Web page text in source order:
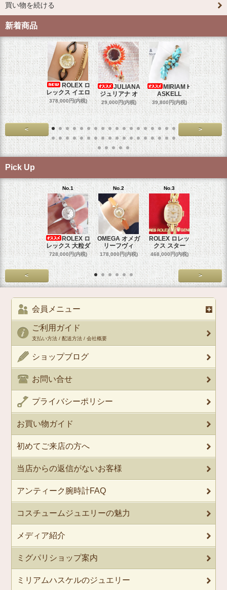
買い物を続ける
新着商品
ROLEX ロ
レックス イエロ
378,000円(内税)
JULIANA
ジュリアナ オ
29,000円(内税)
MIRIAM H
ASKELL
39,800円(内税)
オメガマ
スダ
458,000円
< >
Pick Up
No.1
ROLEX ロ
レックス 大粒ダ
728,000円(内税)
No.2
OMEGA オメガ
リーフヴィ
178,000円(内税)
No.3
ROLEX ロレッ
クス スター
468,000円(内税)
No.4
ROLEX
クス
458,000円
< >
会員メニュー
ご利用ガイド
支払い方法 / 配送方法 / 会社概要
ショップブログ
お問い合せ
プライバシーポリシー
お買い物ガイド
初めてご来店の方へ
当店からの返信がないお客様
アンティーク腕時計FAQ
コスチュームジュエリーの魅力
メディア紹介
ミグパリショップ案内
ミリアムハスケルのジュエリー